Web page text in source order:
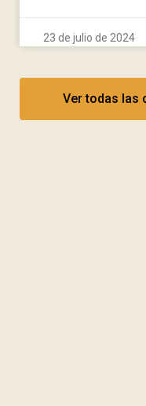
23 de julio de 2024
Ver todas las